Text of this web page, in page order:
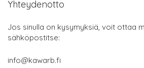
Yhteydenotto
Jos sinulla on kysymyksiä, voit ottaa
sähköpostitse:
info@kawarb.fi